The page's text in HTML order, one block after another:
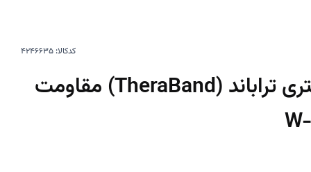
کدکالا:
کش پیلاتس 2.5 متری تراباند (TheraBand) مقاومت